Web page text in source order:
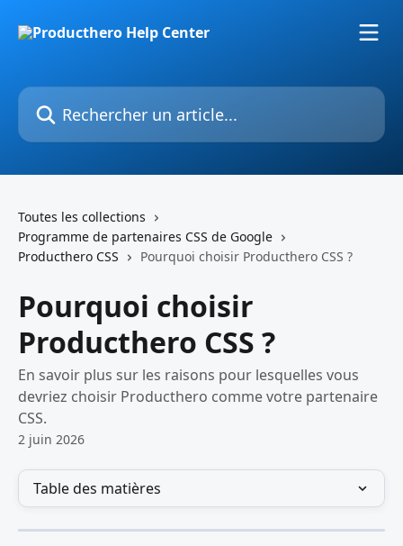
Rechercher un article...
Toutes les collections
Programme de partenaires CSS de Google
Producthero CSS
Pourquoi choisir Producthero CSS ?
Pourquoi choisir
Producthero CSS ?
En savoir plus sur les raisons pour lesquelles vous
devriez choisir Producthero comme votre partenaire
CSS.
2 juin 2026
Table des matières